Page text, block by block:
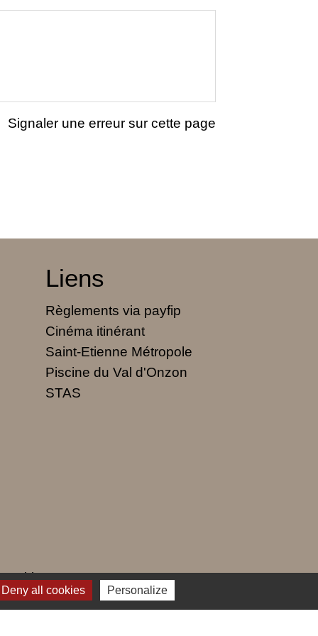
Signaler une erreur sur cette page
Liens
Règlements via payfip
Cinéma itinérant
Saint-Etienne Métropole
Piscine du Val d'Onzon
STAS
all cookies Personalize